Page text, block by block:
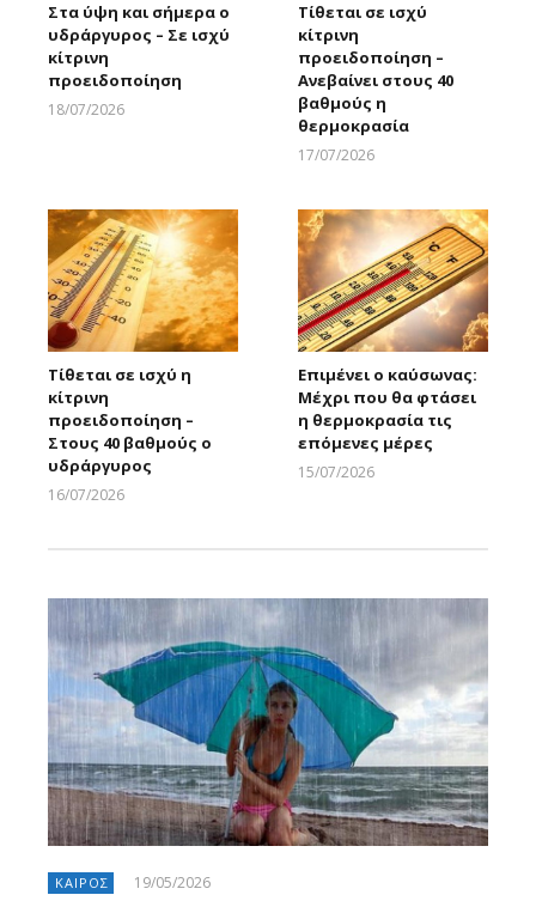
Στα ύψη και σήμερα ο
υδράργυρος – Σε ισχύ
κίτρινη
προειδοποίηση
18/07/2026
Τίθεται σε ισχύ
κίτρινη
προειδοποίηση –
Ανεβαίνει στους 40
βαθμούς η
θερμοκρασία
17/07/2026
Τίθεται σε ισχύ η
κίτρινη
προειδοποίηση –
Στους 40 βαθμούς ο
υδράργυρος
16/07/2026
Επιμένει ο καύσωνας:
Μέχρι που θα φτάσει
η θερμοκρασία τις
επόμενες μέρες
15/07/2026
ΚΑΙΡΟΣ 19/05/2026